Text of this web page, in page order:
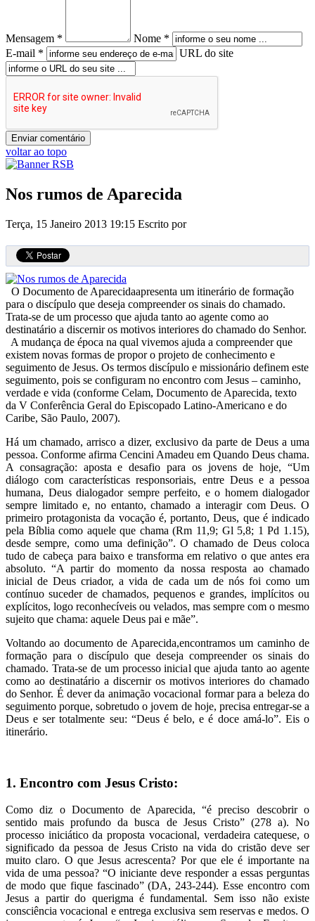
Mensagem *
Nome *
E-mail *
URL do site
voltar ao topo
Nos rumos de Aparecida
Terça, 15 Janeiro 2013 19:15 Escrito por
O Documento de Aparecidaapresenta um itinerário de formação
para o discípulo que deseja compreender os sinais do chamado.
Trata-se de um processo que ajuda tanto ao agente como ao
destinatário a discernir os motivos interiores do chamado do Senhor.
A mudança de época na qual vivemos ajuda a compreender que
existem novas formas de propor o projeto de conhecimento e
seguimento de Jesus. Os termos discípulo e missionário definem este
seguimento, pois se configuram no encontro com Jesus – caminho,
verdade e vida (conforme Celam, Documento de Aparecida, texto
da V Conferência Geral do Episcopado Latino-Americano e do
Caribe, São Paulo, 2007).
Há um chamado, arrisco a dizer, exclusivo da parte de Deus a uma
pessoa. Conforme afirma Cencini Amadeu em Quando Deus chama.
A consagração: aposta e desafio para os jovens de hoje, “Um
diálogo com características responsoriais, entre Deus e a pessoa
humana, Deus dialogador sempre perfeito, e o homem dialogador
sempre limitado e, no entanto, chamado a interagir com Deus. O
primeiro protagonista da vocação é, portanto, Deus, que é indicado
pela Bíblia como aquele que chama (Rm 11,9; Gl 5,8; 1 Pd 1.15),
desde sempre, como uma definição”. O chamado de Deus coloca
tudo de cabeça para baixo e transforma em relativo o que antes era
absoluto. “A partir do momento da nossa resposta ao chamado
inicial de Deus criador, a vida de cada um de nós foi como um
contínuo suceder de chamados, pequenos e grandes, implícitos ou
explícitos, logo reconhecíveis ou velados, mas sempre com o mesmo
sujeito que chama: aquele Deus pai e mãe”.
Voltando ao documento de Aparecida,encontramos um caminho de
formação para o discípulo que deseja compreender os sinais do
chamado. Trata-se de um processo inicial que ajuda tanto ao agente
como ao destinatário a discernir os motivos interiores do chamado
do Senhor. É dever da animação vocacional formar para a beleza do
seguimento porque, sobretudo o jovem de hoje, precisa entregar-se a
Deus e ser totalmente seu: “Deus é belo, e é doce amá-lo”. Eis o
itinerário.
1. Encontro com Jesus Cristo:
Como diz o Documento de Aparecida, “é preciso descobrir o
sentido mais profundo da busca de Jesus Cristo” (278 a). No
processo iniciático da proposta vocacional, verdadeira catequese, o
significado da pessoa de Jesus Cristo na vida do cristão deve ser
muito claro. O que Jesus acrescenta? Por que ele é importante na
vida de uma pessoa? “O iniciante deve responder a essas perguntas
de modo que fique fascinado” (DA, 243-244). Esse encontro com
Jesus a partir do querigma é fundamental. Sem isso não existe
consciência vocacional e entrega exclusiva sem reservas e medos. O